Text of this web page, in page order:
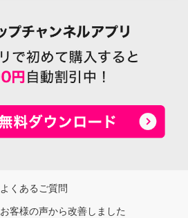
よくあるご質問
お客様の声から改善しました